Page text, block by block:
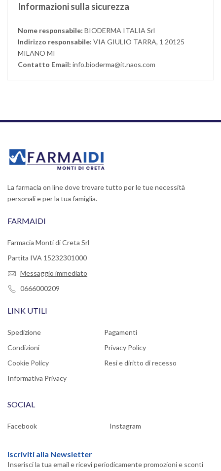
Informazioni sulla sicurezza
Nome responsabile: BIODERMA ITALIA Srl
Indirizzo responsabile: VIA GIULIO TARRA, 1 20125
MILANO MI
Contatto Email: info.bioderma@it.naos.com
La farmacia on line dove trovare tutto per le tue necessità
personali e per la tua famiglia.
FARMAIDI
Farmacia Monti di Creta Srl
Partita IVA 15232301000
Messaggio immediato
0666000209
LINK UTILI
Spedizione
Pagamenti
Condizioni
Privacy Policy
Cookie Policy
Resi e diritto di recesso
Informativa Privacy
SOCIAL
Facebook Instagram
Iscriviti alla Newsletter
Inserisci la tua email e ricevi periodicamente promozioni e sconti